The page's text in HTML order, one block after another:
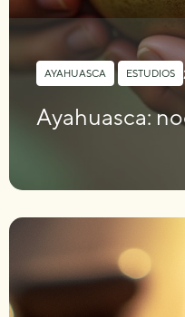
AYAHUASCA , ESTUDIOS
Ayahuasca: